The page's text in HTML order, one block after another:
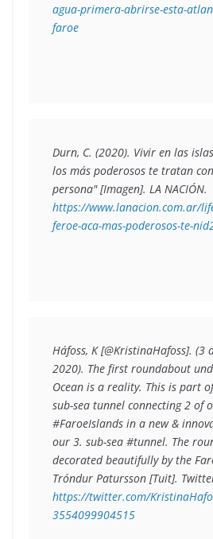
agua-primera-abrirse-esta-
faroe
Durn, C. (2020). Vivir en las
los más poderosos te tratan
persona"
https://www.lanacion.com.ar/
feroe-aca-mas-poderosos-te-
Háfoss, K [@KristinaHafoss]. (3
2020). The first roundabout
Ocean is a reality. This is part
sub-sea tunnel connecting 2 of
#FaroeIslands in a new &
our 3. sub-sea #tunnel. The
decorated beautifully by the
Tróndur Patursson
https://twitter.com/
3554099904515